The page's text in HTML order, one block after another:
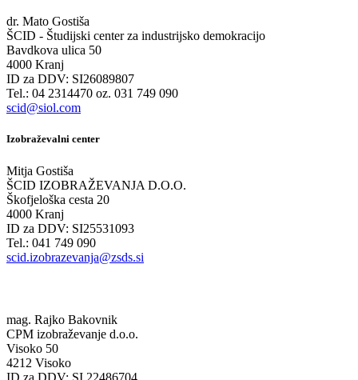
dr. Mato Gostiša
ŠCID - Študijski center za industrijsko demokracijo
Bavdkova ulica 50
4000 Kranj
ID za DDV: SI26089807
Tel.: 04 2314470 oz. 031 749 090
scid@siol.com
Izobraževalni center
Mitja Gostiša
ŠCID IZOBRAŽEVANJA D.O.O.
Škofjeloška cesta 20
4000 Kranj
ID za DDV: SI25531093
Tel.: 041 749 090
scid.izobrazevanja@zsds.si
mag. Rajko Bakovnik
CPM izobraževanje d.o.o.
Visoko 50
4212 Visoko
ID za DDV: SI 22486704